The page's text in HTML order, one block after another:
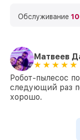
Обслуживание
Матвеев
Робот-пылесос
следующий раз
хорошо.